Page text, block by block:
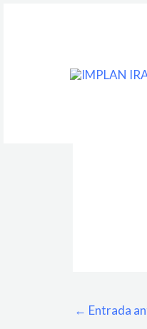
← Entrada